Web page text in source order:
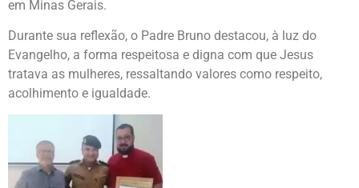
em Minas Gerais.
Durante sua reflexão, o Padre Bruno destacou, à luz do
Evangelho, a forma respeitosa e digna com que Jesus
tratava as mulheres, ressaltando valores como respeito,
acolhimento e igualdade.